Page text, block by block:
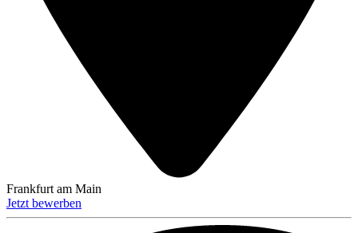
Frankfurt am Main
Jetzt bewerben